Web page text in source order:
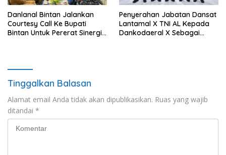
Danlanal Bintan Jalankan
Courtesy Call Ke Bupati
Bintan Untuk Pererat Sinergi
Penyerahan Jabatan Dansat
Lantamal X TNI AL Kepada
Dankodaeral X Sebagai
Tinggalkan Balasan
Alamat email Anda tidak akan dipublikasikan. Ruas yang wajib
ditandai *